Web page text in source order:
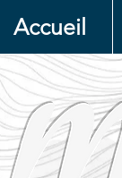
Accueil